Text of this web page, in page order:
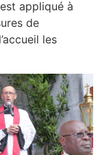
appliqué à
de
les